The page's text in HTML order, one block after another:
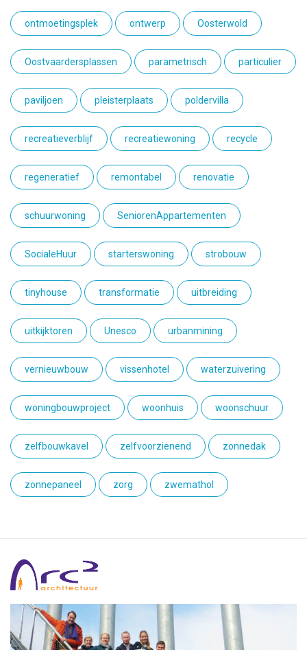
ontmoetingsplek ontwerp Oosterwold
Oostvaardersplassen parametrisch particulier
paviljoen pleisterplaats poldervilla
recreatieverblijf recreatiewoning recycle
regeneratief remontabel renovatie
schuurwoning SeniorenAppartementen
SocialeHuur starterswoning strobouw
tinyhouse transformatie uitbreiding
uitkijktoren Unesco urbanmining
vernieuwbouw vissenhotel waterzuivering
woningbouwproject woonhuis woonschuur
zelfbouwkavel zelfvoorzienend zonnedak
zonnepaneel zorg zwemathol